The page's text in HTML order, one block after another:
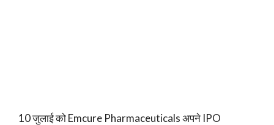
10 जुलाई को Emcure Pharmaceuticals अपने IPO